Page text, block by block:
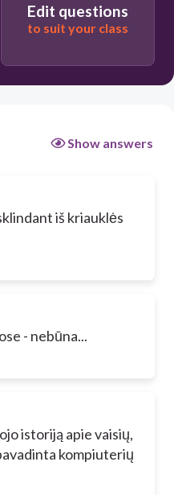
Edit questions
to suit your class
Show answers
iš kriauklės
- nebūna...
istoriją apie vaisių,
kompiuterių